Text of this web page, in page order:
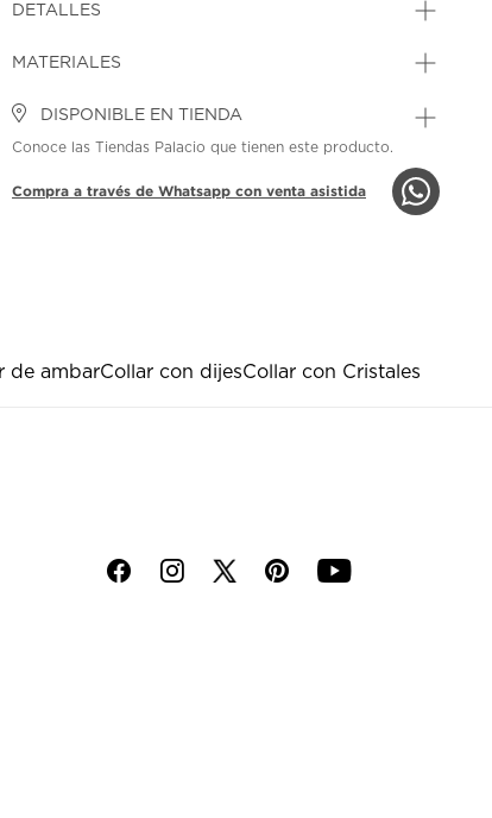
DETALLES
MATERIALES
DISPONIBLE EN TIENDA
Conoce las Tiendas Palacio que tienen este producto.
Compra a través de Whatsapp con venta asistida
de ambarCollar con dijesCollar con Cristales
f i p y